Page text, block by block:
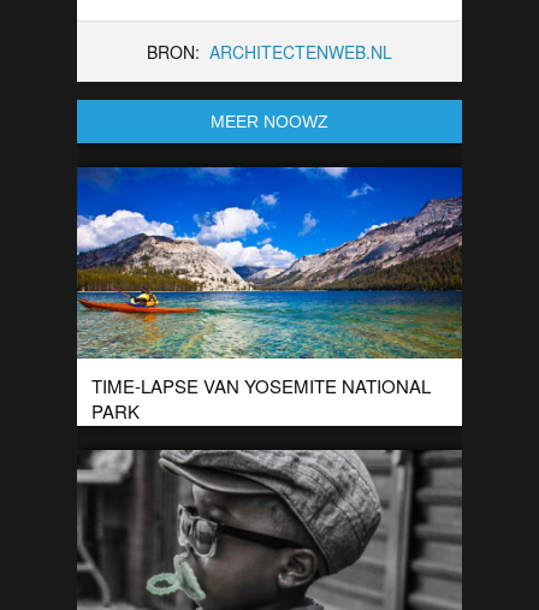
BRON: ARCHITECTENWEB.NL
MEER NOOWZ
TIME-LAPSE VAN YOSEMITE NATIONAL
PARK
Yosemite National Park is een van de grootste natuurparken
in Amerika. Dit beschermde natuurgebied staat bekend om
zijn mooie landschappen en uitzichten. Om […]